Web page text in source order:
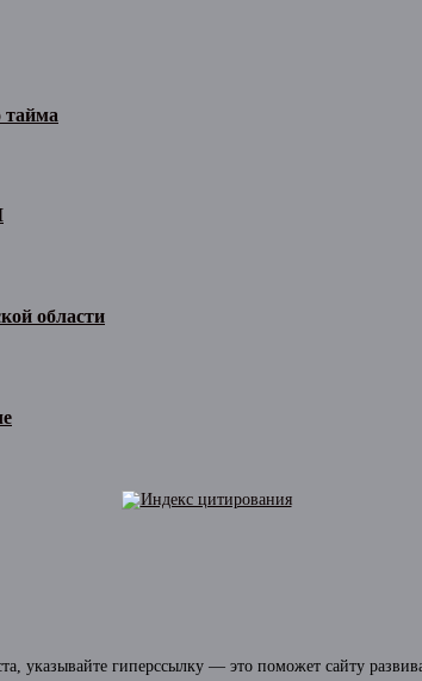
тайма
области
гиперссылку — это поможет сайту